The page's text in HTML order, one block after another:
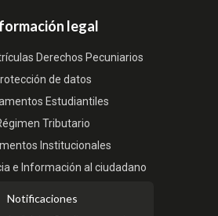
legal
Derechos Pecuniarios
de datos
Estudiantiles
Tributario
Institucionales
e Información al ciudadano
Notificaciones